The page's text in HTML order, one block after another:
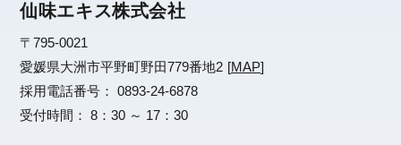
仙味エキス株式会社
〒795-0021
愛媛県大洲市平野町野田779番地2 [MAP]
採用電話番号： 0893-24-6878
受付時間： 8：30 ～ 17：30